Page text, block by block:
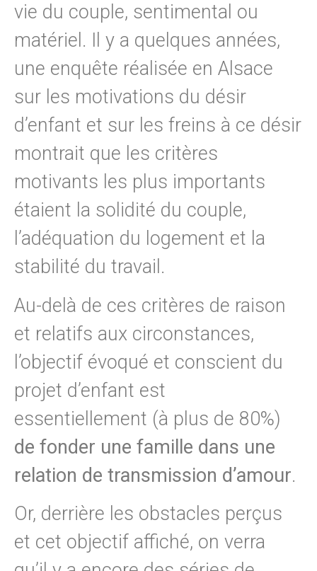
vie du couple, sentimental ou
matériel. Il y a quelques années,
une enquête réalisée en Alsace
sur les motivations du désir
d’enfant et sur les freins à ce désir
montrait que les critères
motivants les plus importants
étaient la solidité du couple,
l’adéquation du logement et la
stabilité du travail.
Au-delà de ces critères de raison
et relatifs aux circonstances,
l’objectif évoqué et conscient du
projet d’enfant est
essentiellement (à plus de 80%)
de fonder une famille dans une
relation de transmission d’amour.
Or, derrière les obstacles perçus
et cet objectif affiché, on verra